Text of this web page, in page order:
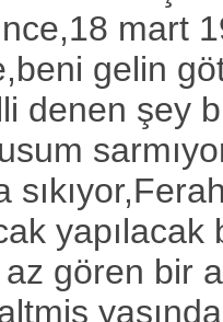
mart
gelin
denen şey
yapılacak
gören bir